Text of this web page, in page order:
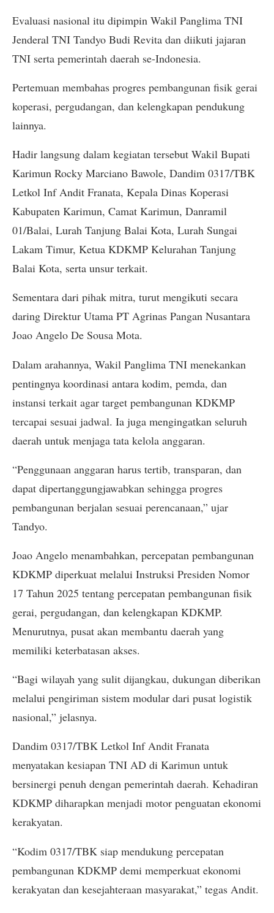
Evaluasi nasional itu dipimpin Wakil Panglima TNI
Jenderal TNI Tandyo Budi Revita dan diikuti jajaran
TNI serta pemerintah daerah se-Indonesia.
Pertemuan membahas progres pembangunan fisik gerai
koperasi, pergudangan, dan kelengkapan pendukung
lainnya.
Hadir langsung dalam kegiatan tersebut Wakil Bupati
Karimun Rocky Marciano Bawole, Dandim 0317/TBK
Letkol Inf Andit Franata, Kepala Dinas Koperasi
Kabupaten Karimun, Camat Karimun, Danramil
01/Balai, Lurah Tanjung Balai Kota, Lurah Sungai
Lakam Timur, Ketua KDKMP Kelurahan Tanjung
Balai Kota, serta unsur terkait.
Sementara dari pihak mitra, turut mengikuti secara
daring Direktur Utama PT Agrinas Pangan Nusantara
Joao Angelo De Sousa Mota.
Dalam arahannya, Wakil Panglima TNI menekankan
pentingnya koordinasi antara kodim, pemda, dan
instansi terkait agar target pembangunan KDKMP
tercapai sesuai jadwal. Ia juga mengingatkan seluruh
daerah untuk menjaga tata kelola anggaran.
“Penggunaan anggaran harus tertib, transparan, dan
dapat dipertanggungjawabkan sehingga progres
pembangunan berjalan sesuai perencanaan,” ujar
Tandyo.
Joao Angelo menambahkan, percepatan pembangunan
KDKMP diperkuat melalui Instruksi Presiden Nomor
17 Tahun 2025 tentang percepatan pembangunan fisik
gerai, pergudangan, dan kelengkapan KDKMP.
Menurutnya, pusat akan membantu daerah yang
memiliki keterbatasan akses.
“Bagi wilayah yang sulit dijangkau, dukungan diberikan
melalui pengiriman sistem modular dari pusat logistik
nasional,” jelasnya.
Dandim 0317/TBK Letkol Inf Andit Franata
menyatakan kesiapan TNI AD di Karimun untuk
bersinergi penuh dengan pemerintah daerah. Kehadiran
KDKMP diharapkan menjadi motor penguatan ekonomi
kerakyatan.
“Kodim 0317/TBK siap mendukung percepatan
pembangunan KDKMP demi memperkuat ekonomi
kerakyatan dan kesejahteraan masyarakat,” tegas Andit.